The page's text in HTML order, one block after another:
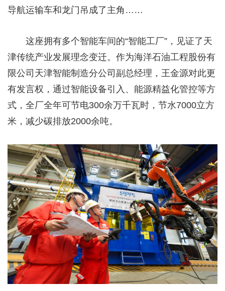
导航运输车和龙门吊成了主角……
这座拥有多个智能车间的“智能工厂”，见证了天
津传统产业发展理念变迁。作为海洋石油工程股份有
限公司天津智能制造分公司副总经理，王金源对此更
有发言权，通过智能设备引入、能源精益化管控等方
式，全厂全年可节电300余万千瓦时，节水7000立方
米，减少碳排放2000余吨。